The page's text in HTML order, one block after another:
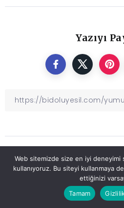
Yazıyı
Diğer İçerikler
Önceki
Web sitemizde size en iyi deneyimi
kullanıyoruz. Bu siteyi kullanmaya
ettiğinizi
Tamam